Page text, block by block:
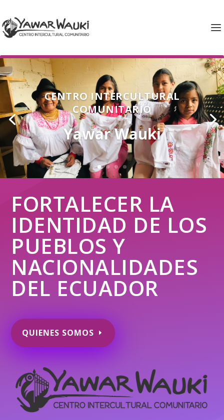
CENTRO INTERCULTURAL
COMUNITARIO
Yawar Wauki
FORTALECER LA
IDENTIDAD DE LOS
PUEBLOS Y
NACIONALIDADES
DEL ECUADOR
QUIENES SOMOS